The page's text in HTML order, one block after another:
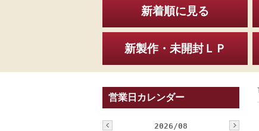
新着順に見る
新製作・未開封ＬＰ
営業日カレンダー
2026/08